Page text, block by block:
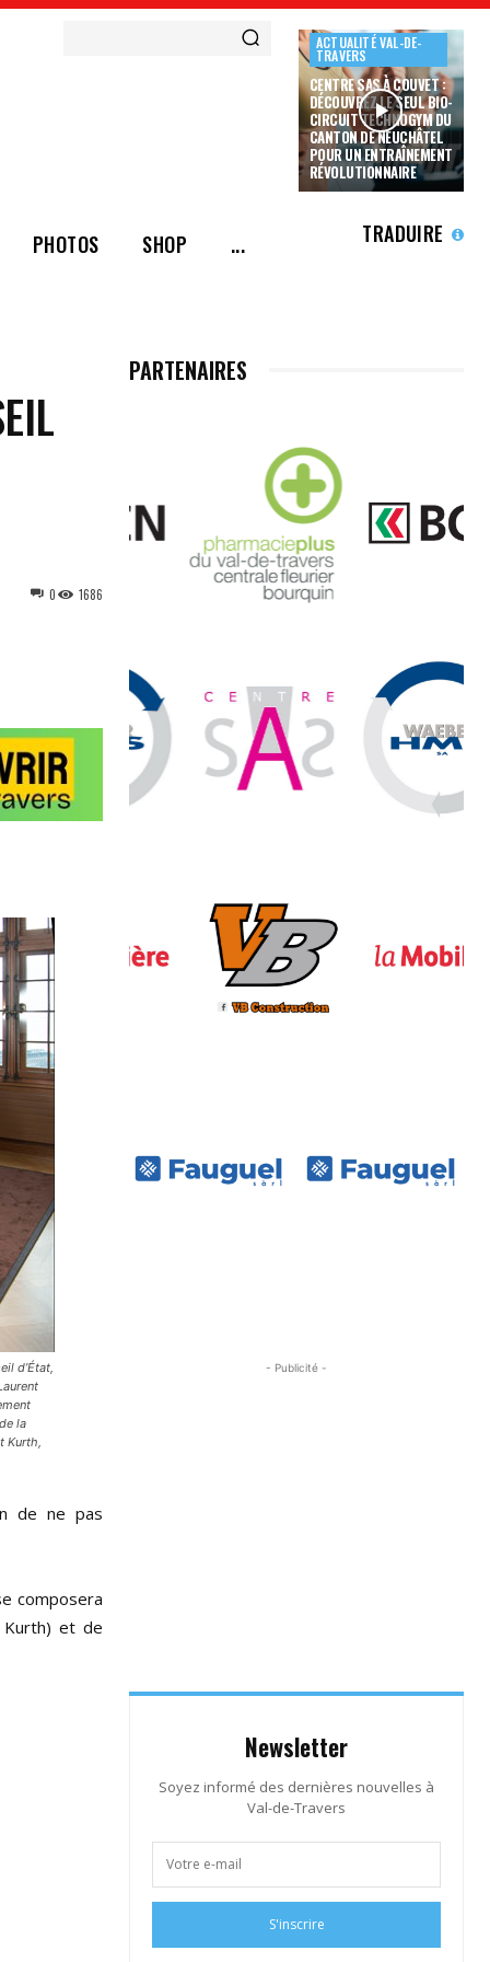
ACTUALITÉ VAL-DE-
TRAVERS
CENTRE SAS À COUVET :
DÉCOUVREZ LE SEUL BIO-
CIRCUIT TECHNOGYM DU
CANTON DE NEUCHÂTEL
POUR UN ENTRAÎNEMENT
RÉVOLUTIONNAIRE
PHOTOS SHOP ... TRADUIRE
1686
0
d’État,
la
Kurth,
de ne pas
composera
Kurth) et de
PARTENAIRES
- Publicité -
Newsletter
Soyez informé des dernières nouvelles à
Val-de-Travers
S'inscrire